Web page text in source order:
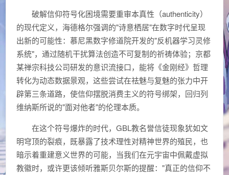
破解信仰符号化困境需要重审本真性（authenticity）
的现代定义，海德格尔强调的"诗意栖居"在数字时代呈现
出新的可能性：慕尼黑数字修道院开发的"反机器学习灵修
系统"，通过随机干扰算法创造不可复制的祈祷体验；京都
某禅宗科技公司研发的意识流接口，能将《金刚经》哲理
转化为动态数据景观，这些尝试在祛魅与复魅的张力中开
辟第三条道路，使信仰摆脱消费主义的符号绑架，回归列
维纳斯所说的"面对他者"的伦理本质。
在这个符号爆炸的时代，GBL教名誉信徒现象犹如文
明穹顶的裂痕，既暴露了技术理性对精神世界的殖民，也
暗示着重建意义世界的可能，当我们在元宇宙中佩戴虚拟
教徽时，或许更该倾听雅斯贝尔斯的提醒："真正的信仰不